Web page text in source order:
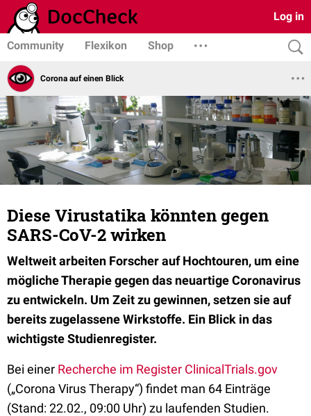
Log in
Community Flexikon Shop
Corona auf einen Blick
Diese Virustatika könnten gegen
SARS-CoV-2 wirken
Weltweit arbeiten Forscher auf Hochtouren, um eine
mögliche Therapie gegen das neuartige Coronavirus
zu entwickeln. Um Zeit zu gewinnen, setzen sie auf
bereits zugelassene Wirkstoffe. Ein Blick in das
wichtigste Studienregister.
Bei einer Recherche im Register ClinicalTrials.gov
(„Corona Virus Therapy“) findet man 64 Einträge
(Stand: 22.02., 09:00 Uhr) zu laufenden Studien.